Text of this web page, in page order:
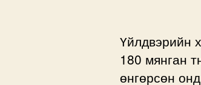
Үйлдвэрийн
180 мянган
өнгөрсөн